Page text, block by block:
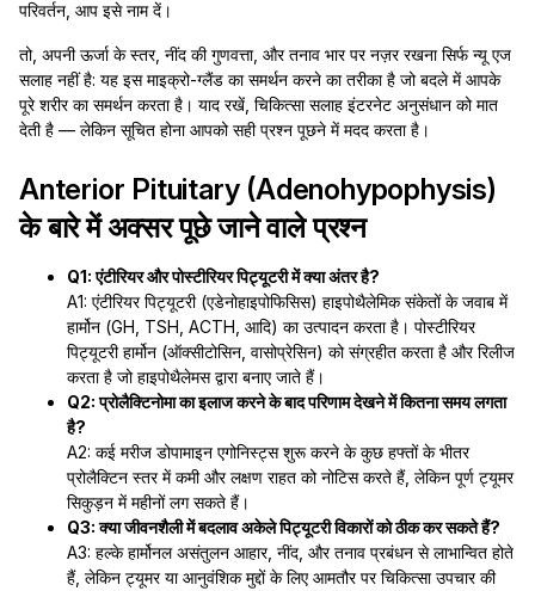
परिवर्तन, आप इसे नाम दें।
तो, अपनी ऊर्जा के स्तर, नींद की गुणवत्ता, और तनाव भार पर नज़र रखना सिर्फ न्यू एज
सलाह नहीं है: यह इस माइक्रो-ग्लैंड का समर्थन करने का तरीका है जो बदले में आपके
पूरे शरीर का समर्थन करता है। याद रखें, चिकित्सा सलाह इंटरनेट अनुसंधान को मात
देती है — लेकिन सूचित होना आपको सही प्रश्न पूछने में मदद करता है।
Anterior Pituitary (Adenohypophysis)
के बारे में अक्सर पूछे जाने वाले प्रश्न
Q1: एंटीरियर और पोस्टीरियर पिट्यूटरी में क्या अंतर है?
A1: एंटीरियर पिट्यूटरी (एडेनोहाइपोफिसिस) हाइपोथैलेमिक संकेतों के जवाब में
हार्मोन (GH, TSH, ACTH, आदि) का उत्पादन करता है। पोस्टीरियर
पिट्यूटरी हार्मोन (ऑक्सीटोसिन, वासोप्रेसिन) को संग्रहीत करता है और रिलीज
करता है जो हाइपोथैलेमस द्वारा बनाए जाते हैं।
Q2: प्रोलैक्टिनोमा का इलाज करने के बाद परिणाम देखने में कितना समय लगता
है?
A2: कई मरीज डोपामाइन एगोनिस्ट्स शुरू करने के कुछ हफ्तों के भीतर
प्रोलैक्टिन स्तर में कमी और लक्षण राहत को नोटिस करते हैं, लेकिन पूर्ण ट्यूमर
सिकुड़न में महीनों लग सकते हैं।
Q3: क्या जीवनशैली में बदलाव अकेले पिट्यूटरी विकारों को ठीक कर सकते हैं?
A3: हल्के हार्मोनल असंतुलन आहार, नींद, और तनाव प्रबंधन से लाभान्वित होते
हैं, लेकिन ट्यूमर या आनुवंशिक मुद्दों के लिए आमतौर पर चिकित्सा उपचार की